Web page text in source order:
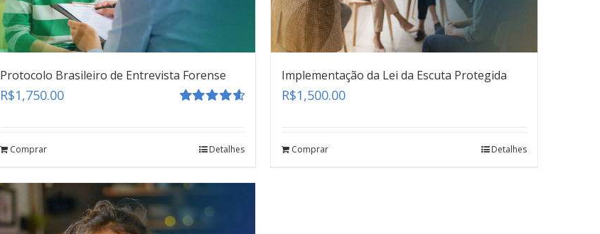
Protocolo Brasileiro de Entrevista Forense
R$1,750.00
Comprar Detalhes
Implementação da Lei da Escuta Protegida
R$1,500.00
Comprar Detalhes